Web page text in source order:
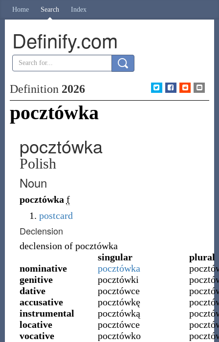
Home Search Index
Definify.com
Definition 2026
pocztówka
pocztówka
Polish
Noun
pocztówka f
postcard
Declension
declension of pocztówka
singular
plural
nominative
pocztówka
genitive
pocztówki
dative
pocztówce
accusative
pocztówkę
instrumental
pocztówką
locative
pocztówce
vocative
pocztówko